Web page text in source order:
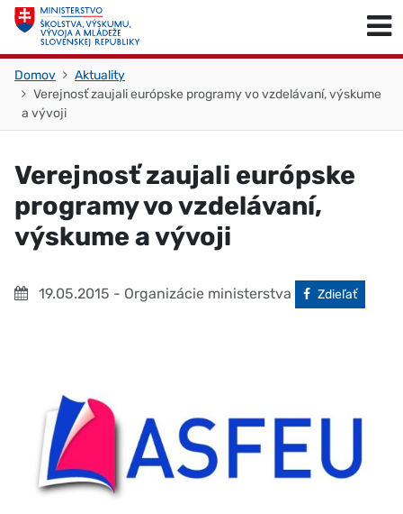
Skočiť na obsah
Domov
Aktuality
Verejnosť zaujali európske programy vo vzdelávaní, výskume
a vývoji
Verejnosť zaujali európske
programy vo vzdelávaní,
výskume a vývoji
19.05.2015 - Organizácie ministerstva Facebook
Zdieľať
Skočiť na začiatok stránky